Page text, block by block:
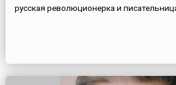
русская революционерка и